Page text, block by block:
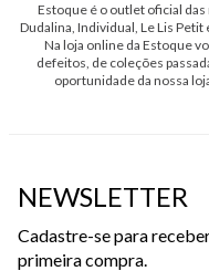
Estoque é o outlet oficial das
Dudalina, Individual, Le Lis Petit
Na loja online da Estoque
defeitos, de coleções
oportunidade da nossa
NEWSLETTER
Cadastre-se para
primeira compra.